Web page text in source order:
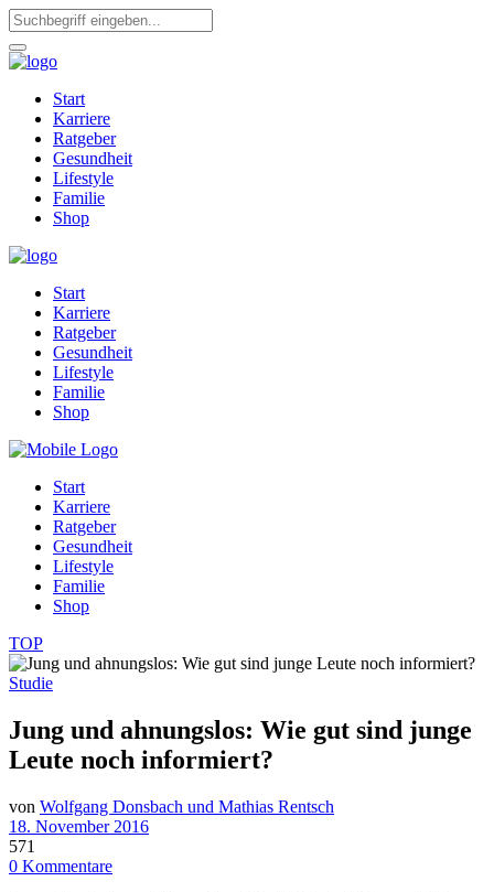
Start
Karriere
Ratgeber
Gesundheit
Lifestyle
Familie
Shop
Start
Karriere
Ratgeber
Gesundheit
Lifestyle
Familie
Shop
Start
Karriere
Ratgeber
Gesundheit
Lifestyle
Familie
Shop
TOP
Studie
Jung und ahnungslos: Wie gut sind junge
Leute noch informiert?
von Wolfgang Donsbach und Mathias Rentsch
18. November 2016
571
0 Kommentare